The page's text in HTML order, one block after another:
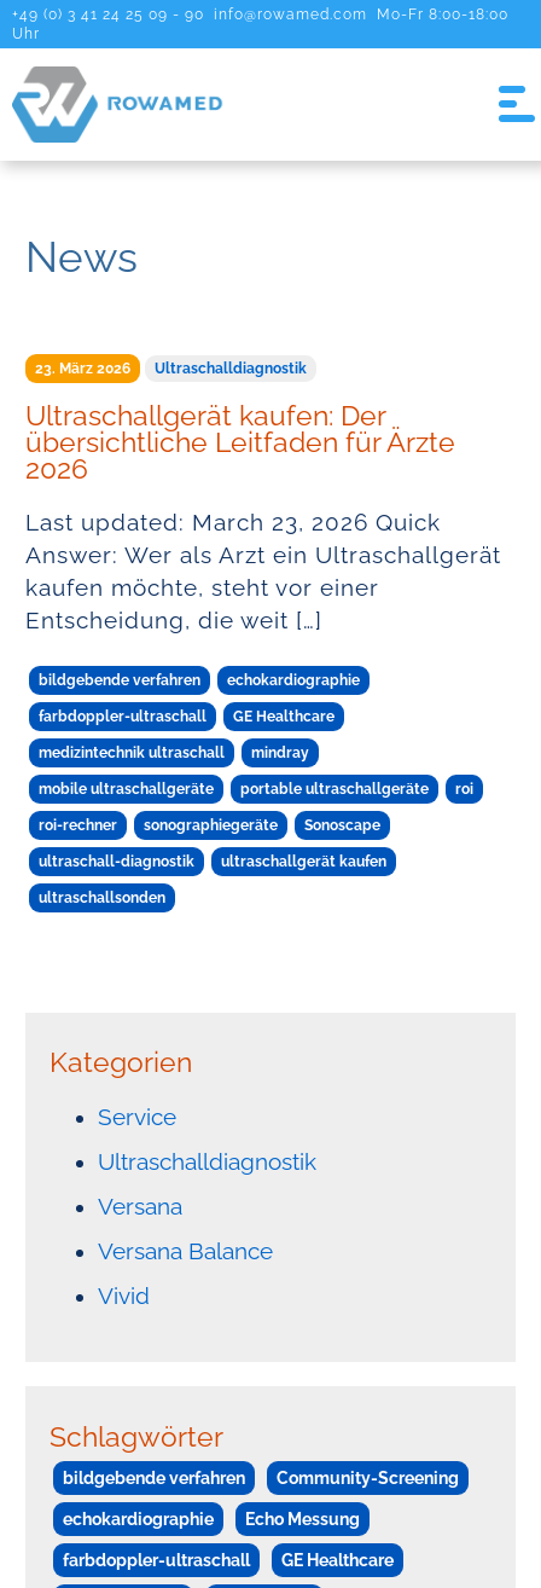
+49 (0) 3 41 24 25 09 - 90 info@rowamed.com
Mo-Fr 8:00-18:00
Uhr
News
23. März 2026 Ultraschalldiagnostik
Ultraschallgerät kaufen: Der
übersichtliche Leitfaden für Ärzte
2026
Last updated: March 23, 2026 Quick
Answer: Wer als Arzt ein Ultraschallgerät
kaufen möchte, steht vor einer
Entscheidung, die weit […]
bildgebende verfahren echokardiographie
farbdoppler-ultraschall GE Healthcare
medizintechnik ultraschall mindray
mobile ultraschallgeräte portable ultraschallgeräte roi
roi-rechner sonographiegeräte Sonoscape
ultraschall-diagnostik ultraschallgerät kaufen
ultraschallsonden
Kategorien
Service
Ultraschalldiagnostik
Versana
Versana Balance
Vivid
Schlagwörter
bildgebende verfahren
Community-Screening
echokardiographie
Echo Messung
farbdoppler-ultraschall
GE Healthcare